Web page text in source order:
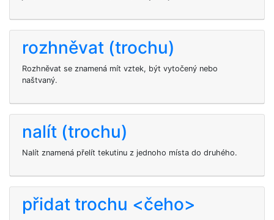
rozhněvat (trochu)
Rozhněvat se znamená mít vztek, být vytočený nebo
naštvaný.
nalít (trochu)
Nalít znamená přelít tekutinu z jednoho místa do druhého.
přidat trochu <čeho>